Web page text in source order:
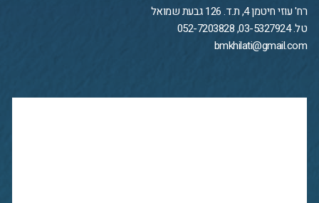
רח' עוזי חיטמן 4, ת.ד. 126 גבעת שמואל
טל. 03-5327924, 052-7203828
bmkhilati@gmail.com